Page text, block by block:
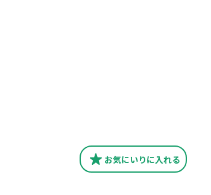
お気にいりに入れる